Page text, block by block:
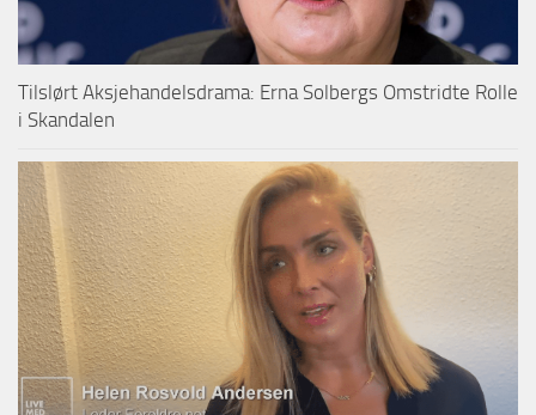
Tilslørt Aksjehandelsdrama: Erna Solbergs Omstridte Rolle
i Skandalen